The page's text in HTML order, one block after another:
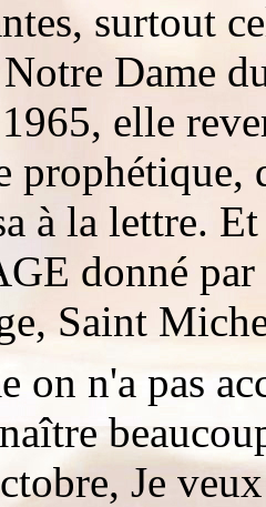
surtout
Dame
elle
prophétique,
à la lettre.
donné
Saint
on n'a pas
Je